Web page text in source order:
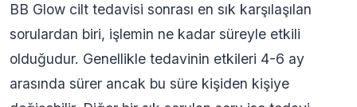
BB Glow cilt tedavisi sonrası en sık karşılaşılan
sorulardan biri, işlemin ne kadar süreyle etkili
olduğudur. Genellikle tedavinin etkileri 4-6 ay
arasında sürer ancak bu süre kişiden kişiye